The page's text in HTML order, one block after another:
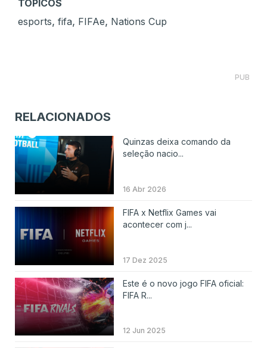
TÓPICOS
esports, fifa, FIFAe, Nations Cup
PUB
RELACIONADOS
Quinzas deixa comando da
seleção nacio...
16 Abr 2026
FIFA x Netflix Games vai
acontecer com j...
17 Dez 2025
Este é o novo jogo FIFA oficial:
FIFA R...
12 Jun 2025